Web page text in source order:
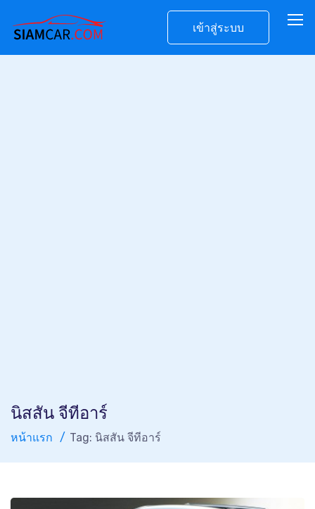
เข้าสู่ระบบ
นิสสัน จีทีอาร์
หน้าแรก Tag: นิสสัน จีทีอาร์